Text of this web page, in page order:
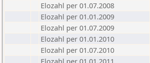
Elozahl per 01.07.2008
Elozahl per 01.01.2009
Elozahl per 01.07.2009
Elozahl per 01.01.2010
Elozahl per 01.07.2010
Elozahl per 01.01.2011